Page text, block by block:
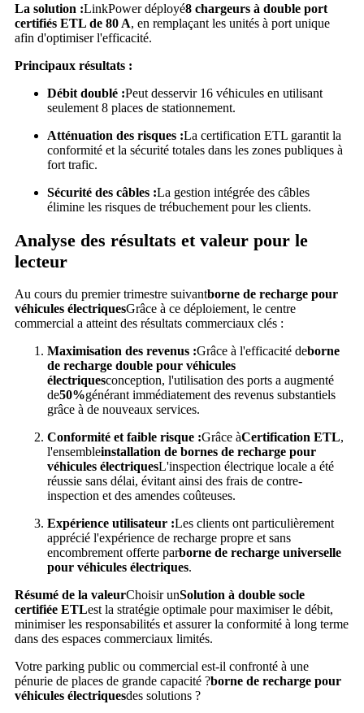
La solution :LinkPower déployé8 chargeurs à double port
certifiés ETL de 80 A, en remplaçant les unités à port unique
afin d'optimiser l'efficacité.
Principaux résultats :
Débit doublé :Peut desservir 16 véhicules en utilisant
seulement 8 places de stationnement.
Atténuation des risques :La certification ETL garantit la
conformité et la sécurité totales dans les zones publiques à
fort trafic.
Sécurité des câbles :La gestion intégrée des câbles
élimine les risques de trébuchement pour les clients.
Analyse des résultats et valeur pour le
lecteur
Au cours du premier trimestre suivantborne de recharge pour
véhicules électriquesGrâce à ce déploiement, le centre
commercial a atteint des résultats commerciaux clés :
Maximisation des revenus :Grâce à l'efficacité deborne
de recharge double pour véhicules
électriquesconception, l'utilisation des ports a augmenté
de50%générant immédiatement des revenus substantiels
grâce à de nouveaux services.
Conformité et faible risque :Grâce àCertification ETL,
l'ensembleinstallation de bornes de recharge pour
véhicules électriquesL'inspection électrique locale a été
réussie sans délai, évitant ainsi des frais de contre-
inspection et des amendes coûteuses.
Expérience utilisateur :Les clients ont particulièrement
apprécié l'expérience de recharge propre et sans
encombrement offerte parborne de recharge universelle
pour véhicules électriques.
Résumé de la valeurChoisir unSolution à double socle
certifiée ETLest la stratégie optimale pour maximiser le débit,
minimiser les responsabilités et assurer la conformité à long terme
dans des espaces commerciaux limités.
Votre parking public ou commercial est-il confronté à une
pénurie de places de grande capacité ?borne de recharge pour
véhicules électriquesdes solutions ?